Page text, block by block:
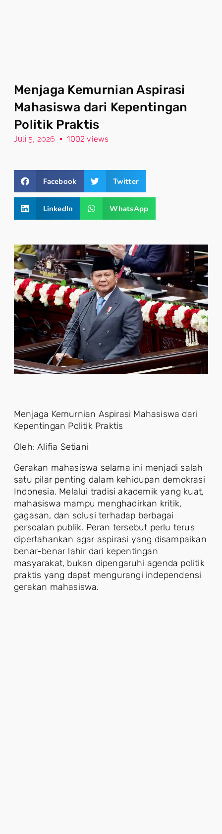
Menjaga Kemurnian Aspirasi
Mahasiswa dari Kepentingan
Politik Praktis
Juli 5, 2026 1002 views
Facebook Twitter
LinkedIn WhatsApp
Menjaga Kemurnian Aspirasi Mahasiswa dari
Kepentingan Politik Praktis
Oleh: Alifia Setiani
Gerakan mahasiswa selama ini menjadi salah
satu pilar penting dalam kehidupan demokrasi
Indonesia. Melalui tradisi akademik yang kuat,
mahasiswa mampu menghadirkan kritik,
gagasan, dan solusi terhadap berbagai
persoalan publik. Peran tersebut perlu terus
dipertahankan agar aspirasi yang disampaikan
benar-benar lahir dari kepentingan
masyarakat, bukan dipengaruhi agenda politik
praktis yang dapat mengurangi independensi
gerakan mahasiswa.